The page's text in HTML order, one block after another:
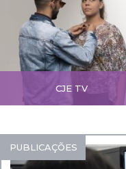
CJE TV
PUBLICAÇÕES